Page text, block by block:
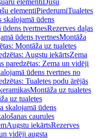
elementiDušu
elementiPiederumiTualetes
skalojamā ūdens
ūdens tvertnesRezerves daļas
ūdens tvertnesMontāža
Montāža uz tualetes
Augstu iekārtsZema
paredzētas: Zema un vidēji
ūdens tvertnes no
Tualetes podu ārējās
Montāža uz tualetes
uz tualetes
skalojamā ūdens
caurules
Augstu iekārtsRezerves
vidēji augsta